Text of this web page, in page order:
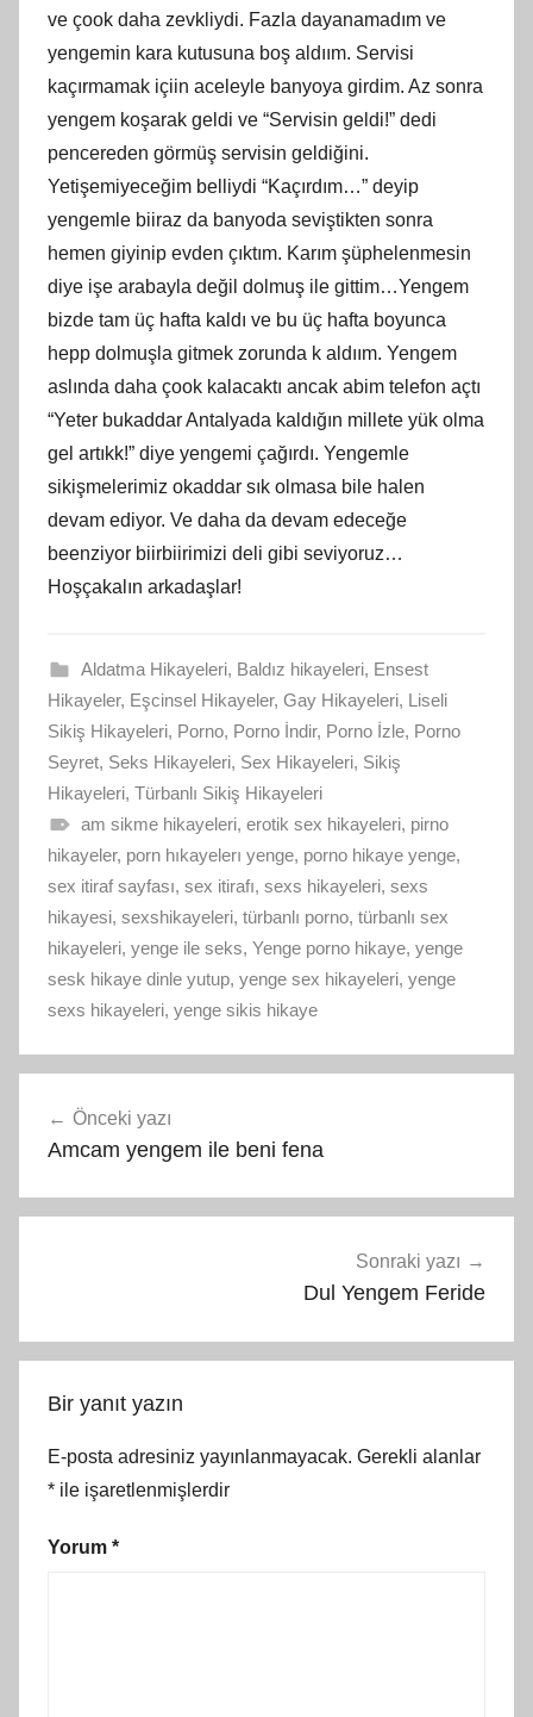
ve çook daha zevkliydi. Fazla dayanamadım ve
yengemin kara kutusuna boş aldıım. Servisi
kaçırmamak içiin aceleyle banyoya girdim. Az sonra
yengem koşarak geldi ve “Servisin geldi!” dedi
pencereden görmüş servisin geldiğini.
Yetişemiyeceğim belliydi “Kaçırdım…” deyip
yengemle biiraz da banyoda seviştikten sonra
hemen giyinip evden çıktım. Karım şüphelenmesin
diye işe arabayla değil dolmuş ile gittim…Yengem
bizde tam üç hafta kaldı ve bu üç hafta boyunca
hepp dolmuşla gitmek zorunda k aldıım. Yengem
aslında daha çook kalacaktı ancak abim telefon açtı
“Yeter bukaddar Antalyada kaldığın millete yük olma
gel artıkk!” diye yengemi çağırdı. Yengemle
sikişmelerimiz okaddar sık olmasa bile halen
devam ediyor. Ve daha da devam edeceğe
beenziyor biirbiirimizi deli gibi seviyoruz…
Hoşçakalın arkadaşlar!
Aldatma Hikayeleri, Baldız hikayeleri, Ensest
Hikayeler, Eşcinsel Hikayeler, Gay Hikayeleri, Liseli
Sikiş Hikayeleri, Porno, Porno İndir, Porno İzle, Porno
Seyret, Seks Hikayeleri, Sex Hikayeleri, Sikiş
Hikayeleri, Türbanlı Sikiş Hikayeleri
am sikme hikayeleri, erotik sex hikayeleri, pirno
hikayeler, porn hıkayelerı yenge, porno hikaye yenge,
sex itiraf sayfası, sex itirafı, sexs hikayeleri, sexs
hikayesi, sexshikayeleri, türbanlı porno, türbanlı sex
hikayeleri, yenge ile seks, Yenge porno hikaye, yenge
sesk hikaye dinle yutup, yenge sex hikayeleri, yenge
sexs hikayeleri, yenge sikis hikaye
gezinmesi
Önceki yazı
Amcam yengem ile beni fena
Sonraki yazı
Dul Yengem Feride
Bir yanıt yazın
E-posta adresiniz yayınlanmayacak. Gerekli alanlar
* ile işaretlenmişlerdir
Yorum *